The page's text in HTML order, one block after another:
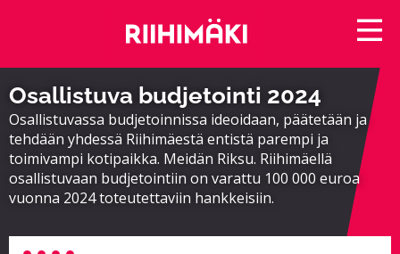
Osallistuva budjetointi 2024
Osallistuvassa budjetoinnissa ideoidaan, päätetään ja
tehdään yhdessä Riihimäestä entistä parempi ja
toimivampi kotipaikka. Meidän Riksu. Riihimäellä
osallistuvaan budjetointiin on varattu 100 000 euroa
vuonna 2024 toteutettaviin hankkeisiin.